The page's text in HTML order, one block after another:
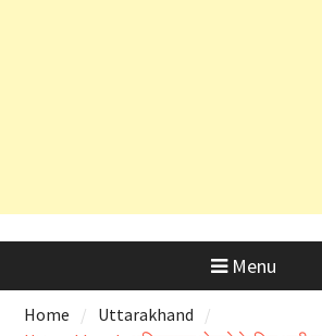
Menu
Home
Uttarakhand